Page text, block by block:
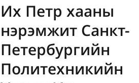
Их Петр хааны
нэрэмжит Санкт-
Петербургийн
Политехникийн